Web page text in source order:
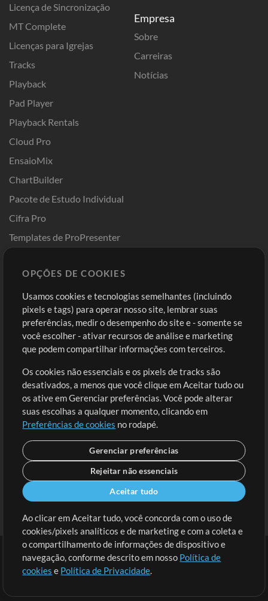
Licença de Sincronização
MT Complete
Licenças para Igrejas
Tracks
Playback
Pad Player
Playback Rentals
Cloud Pro
EnsaioMix
ChartBuilder
Pacote de Estudo Individual
Cifra Pro
Templates de ProPresenter
Empresa
Sobre
Carreiras
Notícias
Comprar Créditos
Conteúdo Grátis
Solicite uma Música
Extras
Sessões
Envie seu conteúdo
Playlist
MT Conference
Entre
Cadastre-se
Ir ao carrinho
Termos | Política de Privacidade
OPÇÕES DE COOKIES
Usamos cookies e tecnologias semelhantes (incluindo
pixels e tags) para operar nosso site, lembrar suas
preferências, medir o desempenho do site e - somente se
você escolher - ativar recursos de análise e marketing
que podem compartilhar informações com terceiros.
Os cookies não essenciais e os pixels de tracks são
desativados, a menos que você clique em Aceitar tudo ou
os ative em Gerenciar preferências. Você pode alterar
suas escolhas a qualquer momento, clicando em
Preferências de cookies no rodapé.
Gerenciar preferências
Rejeitar não essenciais
Aceitar tudo
Ao clicar em Aceitar tudo, você concorda com o uso de
cookies/pixels analíticos e de marketing e com a coleta e
o compartilhamento de informações de dispositivo e
navegação, conforme descrito em nosso Política de
cookies e Política de Privacidade.